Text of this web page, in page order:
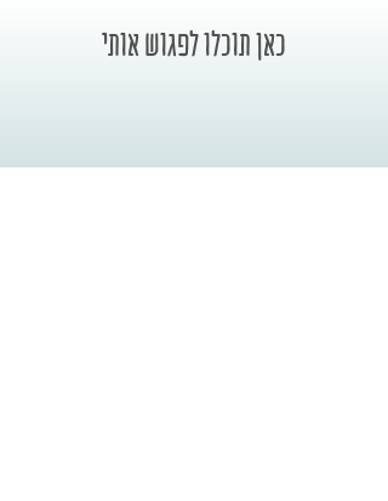
כאן תוכלו לפגוש אותי